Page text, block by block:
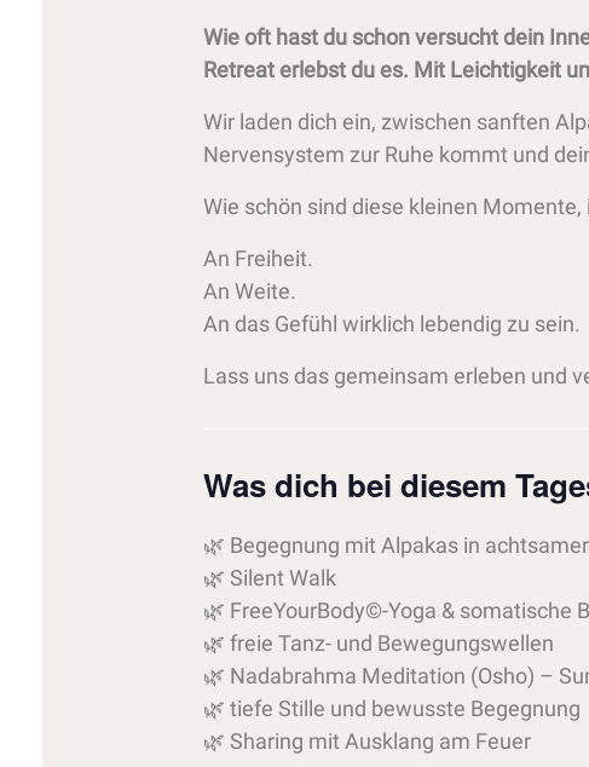
Wie oft hast du schon versucht dein
Retreat erlebst du es. Mit Leichtigkeit
Wir laden dich ein, zwischen sanften
Nervensystem zur Ruhe kommt und
Wie schön sind diese kleinen
An Freiheit.
An Weite.
An das Gefühl wirklich lebendig zu sein.
Lass uns das gemeinsam erleben und
Was dich bei diesem
🌿 Begegnung mit Alpakas in
🌿 Silent Walk
🌿 FreeYourBody©-Yoga & somatische
🌿 freie Tanz- und Bewegungswellen
🌿 Nadabrahma Meditation (Osho) –
🌿 tiefe Stille und bewusste Begegnung
🌿 Sharing mit Ausklang am Feuer